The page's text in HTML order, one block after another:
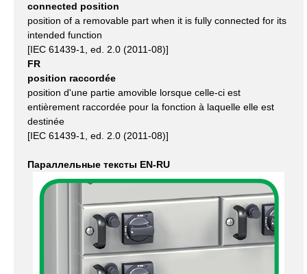
connected position
position of a removable part when it is fully connected for its
intended function
[IEC 61439-1, ed. 2.0 (2011-08)]
FR
position raccordée
position d'une partie amovible lorsque celle-ci est
entièrement raccordée pour la fonction à laquelle elle est
destinée
[IEC 61439-1, ed. 2.0 (2011-08)]
Параллельные тексты EN-RU